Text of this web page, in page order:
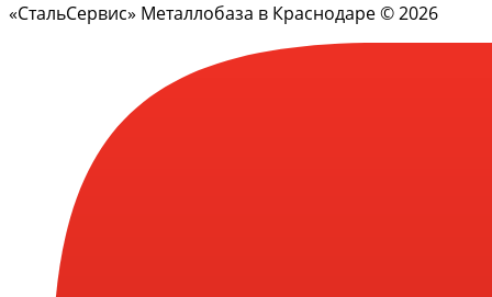
«СтальСервис» Металлобаза в Краснодаре © 2026